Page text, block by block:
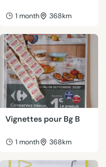
1 month 368km
Vignettes pour Bg B
1 month 368km